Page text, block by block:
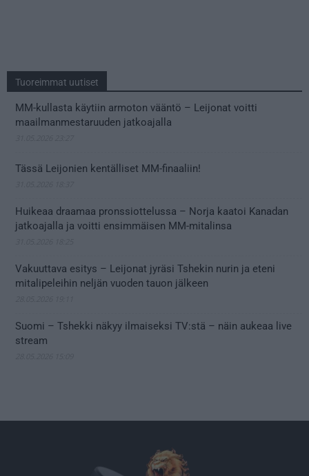
Tuoreimmat uutiset
MM-kullasta käytiin armoton vääntö – Leijonat voitti
maailmanmestaruuden jatkoajalla
Tässä Leijonien kentälliset MM-finaaliin!
Huikeaa draamaa pronssiottelussa – Norja kaatoi Kanadan
jatkoajalla ja voitti ensimmäisen MM-mitalinsa
Vakuuttava esitys – Leijonat jyräsi Tshekin nurin ja eteni
mitalipeleihin neljän vuoden tauon jälkeen
Suomi – Tshekki näkyy ilmaiseksi TV:stä – näin aukeaa live
stream